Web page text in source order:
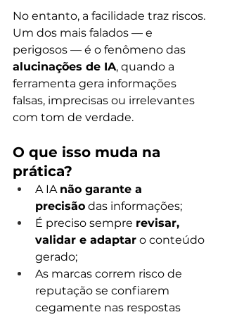
No entanto, a facilidade traz riscos.
Um dos mais falados — e
perigosos — é o fenômeno das
alucinações de IA, quando a
ferramenta gera informações
falsas, imprecisas ou irrelevantes
com tom de verdade.
O que isso muda na
prática?
A IA não garante a
precisão das informações;
É preciso sempre revisar,
validar e adaptar o conteúdo
gerado;
As marcas correm risco de
reputação se confiarem
cegamente nas respostas